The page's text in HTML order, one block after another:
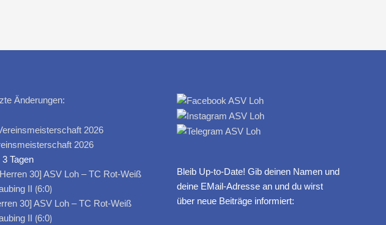
Änderungen:
2026
Tagen
30] ASV Loh – TC Rot-Weiß
II ⟮6:0⟯
Bleib Up-to-Date! Gib deinen Namen und
deine EMail-Adresse an und du wirst
über neue Beiträge informiert: